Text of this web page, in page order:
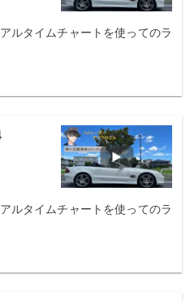
タイムチャートを使ってのラ
タイムチャートを使ってのラ